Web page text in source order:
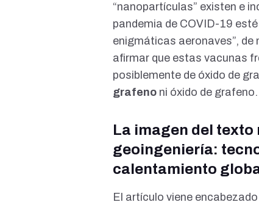
“nanopartículas” existen e
pandemia de COVID-19
enigmáticas aeronaves”, de
afirmar que estas vacunas
posiblemente de óxido de
grafeno ni óxido de grafeno.
La imagen del
geoingeniería:
calentamiento
El artículo viene